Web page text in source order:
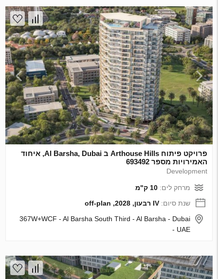
פרויקט פיתוח Arthouse Hills ב Al Barsha, Dubai, איחוד
האמירויות מספר 693492
Development
מרחק לים:10 ק"מ
שנת סיום:IV רבעון, 2028, off-plan
367W+WCF - Al Barsha South Third - Al Barsha - Dubai
- UAE